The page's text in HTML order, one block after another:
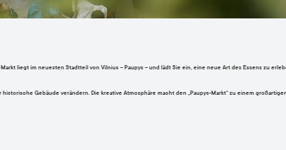
liegt im neuesten Stadtteil von Vilnius – Paupys – und lädt Sie ein, eine neue Art des Essens zu
Gebäude verändern. Die kreative Atmosphäre macht den „Paupys-Markt“ zu einem